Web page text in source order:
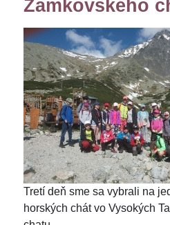
Zamkovského
Tretí deň sme sa vybrali na
horských chát vo Vysokých